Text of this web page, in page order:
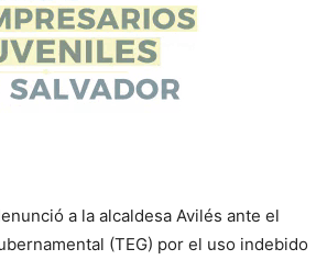
a la alcaldesa Avilés ante el
(TEG) por el uso indebido